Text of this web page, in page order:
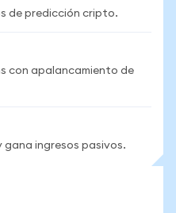
de predicción cripto.
con apalancamiento de
ingresos pasivos.